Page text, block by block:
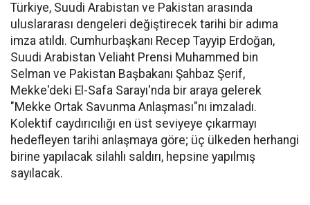
Türkiye, Suudi Arabistan ve Pakistan arasında
uluslararası dengeleri değiştirecek tarihi bir adıma
imza atıldı. Cumhurbaşkanı Recep Tayyip Erdoğan,
Suudi Arabistan Veliaht Prensi Muhammed bin
Selman ve Pakistan Başbakanı Şahbaz Şerif,
Mekke'deki El-Safa Sarayı'nda bir araya gelerek
"Mekke Ortak Savunma Anlaşması"nı imzaladı.
Kolektif caydırıcılığı en üst seviyeye çıkarmayı
hedefleyen tarihi anlaşmaya göre; üç ülkeden herhangi
birine yapılacak silahlı saldırı, hepsine yapılmış
sayılacak.